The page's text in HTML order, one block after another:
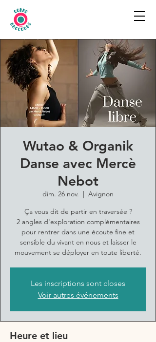
Wutao & Organik
Danse avec Mercè
Nebot
dim. 26 nov.
  |
Avignon
Ça vous dit de partir en traversée ?
2 angles d'exploration complémentaires
pour rentrer dans une écoute fine et
sensible du vivant en nous et laisser le
mouvement se déployer en toute liberté.
Les inscriptions sont closes
Voir autres événements
Heure et lieu